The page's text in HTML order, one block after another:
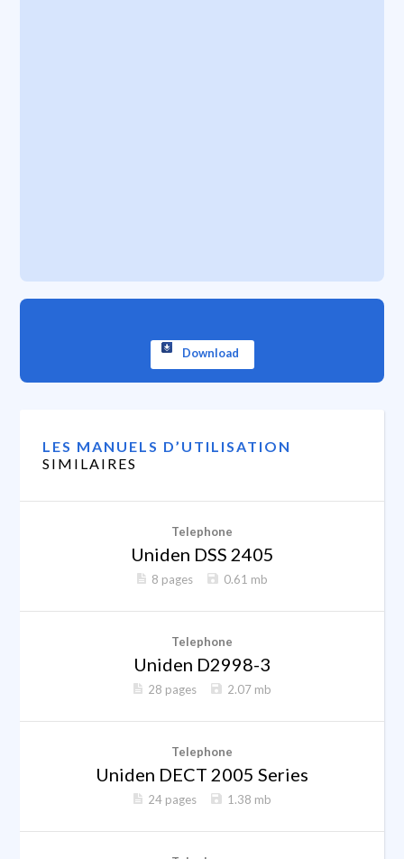
Download
LES MANUELS D’UTILISATION
SIMILAIRES
Telephone
Uniden DSS 2405
8 pages 0.61 mb
Telephone
Uniden D2998-3
28 pages 2.07 mb
Telephone
Uniden DECT 2005 Series
24 pages 1.38 mb